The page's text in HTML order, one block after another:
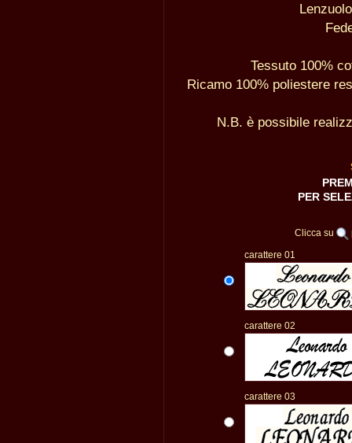
Tessuto 100%
Ricamo 100% poliestere
N.B. è possibile
PER
Clicca su
carattere 01
carattere 02
carattere 03